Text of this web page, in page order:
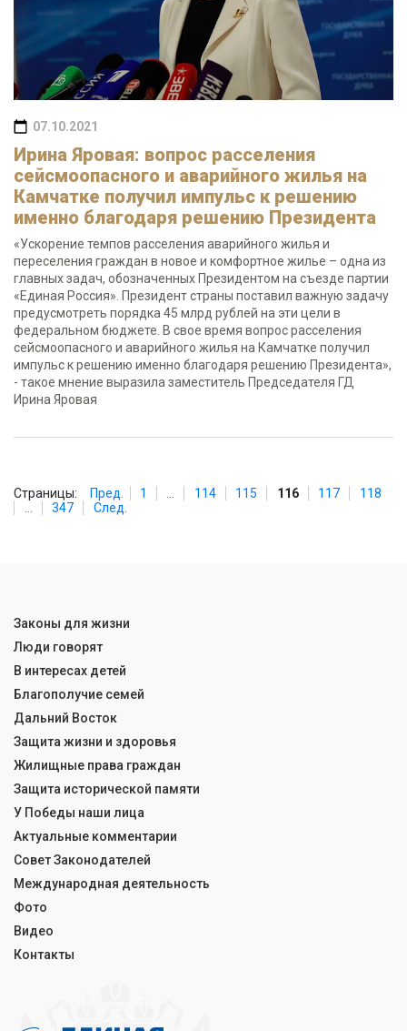
07.10.2021
Ирина Яровая: вопрос расселения
сейсмоопасного и аварийного жилья на
Камчатке получил импульс к решению
именно благодаря решению Президента
«Ускорение темпов расселения аварийного жилья и
переселения граждан в новое и комфортное жилье – одна из
главных задач, обозначенных Президентом на съезде партии
«Единая Россия». Президент страны поставил важную задачу
предусмотреть порядка 45 млрд рублей на эти цели в
федеральном бюджете. В свое время вопрос расселения
сейсмоопасного и аварийного жилья на Камчатке получил
импульс к решению именно благодаря решению Президента»,
- такое мнение выразила заместитель Председателя ГД
Ирина Яровая
Страницы: Пред. 1 114 115 116 117
118
347 След.
Законы для жизни
Люди говорят
В интересах детей
Благополучие семей
Дальний Восток
Защита жизни и здоровья
Жилищные права граждан
Защита исторической памяти
У Победы наши лица
Актуальные комментарии
Совет Законодателей
Международная деятельность
Фото
Видео
Контакты